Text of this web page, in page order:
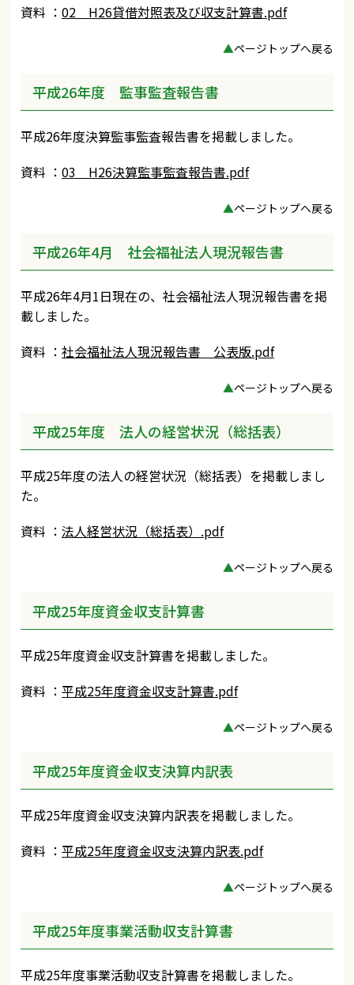
資料 ：02 H26貸借対照表及び収支計算書.pdf
▲ページトップへ戻る
平成26年度 監事監査報告書
平成26年度決算監事監査報告書を掲載しました。
資料 ：03 H26決算監事監査報告書.pdf
▲ページトップへ戻る
平成26年4月 社会福祉法人現況報告書
平成26年4月1日現在の、社会福祉法人現況報告書を掲
載しました。
資料 ：社会福祉法人現況報告書 公表版.pdf
▲ページトップへ戻る
平成25年度 法人の経営状況（総括表）
平成25年度の法人の経営状況（総括表）を掲載しまし
た。
資料 ：法人経営状況（総括表）.pdf
▲ページトップへ戻る
平成25年度資金収支計算書
平成25年度資金収支計算書を掲載しました。
資料 ：平成25年度資金収支計算書.pdf
▲ページトップへ戻る
平成25年度資金収支決算内訳表
平成25年度資金収支決算内訳表を掲載しました。
資料 ：平成25年度資金収支決算内訳表.pdf
▲ページトップへ戻る
平成25年度事業活動収支計算書
平成25年度事業活動収支計算書を掲載しました。